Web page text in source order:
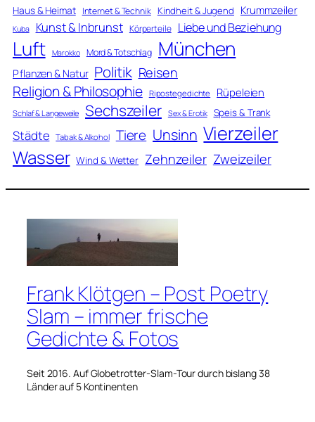
Haus & Heimat Internet & Technik Kindheit & Jugend Krummzeiler
Kuba Kunst & Inbrunst Körperteile Liebe und Beziehung
Luft Marokko Mord & Totschlag München
Pflanzen & Natur Politik Reisen
Religion & Philosophie Ripostegedichte Rüpeleien
Schlaf & Langeweile Sechszeiler Sex & Erotik Speis & Trank
Städte Tabak & Alkohol Tiere Unsinn Vierzeiler
Wasser Wind & Wetter Zehnzeiler Zweizeiler
Frank Klötgen – Post Poetry
Slam – immer frische
Gedichte & Fotos
Seit 2016. Auf Globetrotter-Slam-Tour durch bislang 38
Länder auf 5 Kontinenten